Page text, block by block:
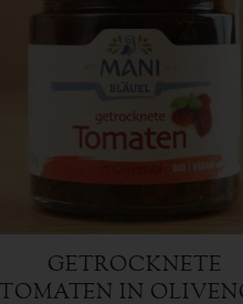
GETROCKNETE
TOMATEN IN
180 g
5,49€